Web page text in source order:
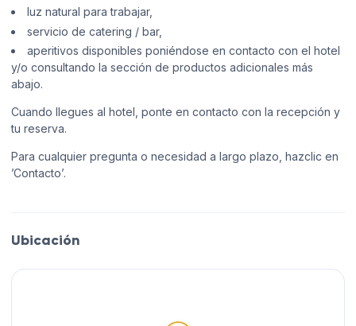
luz natural para trabajar,
servicio de catering / bar,
aperitivos disponibles poniéndose en contacto con el hotel
y/o consultando la sección de productos adicionales más
abajo.
Cuando llegues al hotel, ponte en contacto con la recepción y
tu reserva.
Para cualquier pregunta o necesidad a largo plazo, hazclic en
’Contacto’.
Ubicación